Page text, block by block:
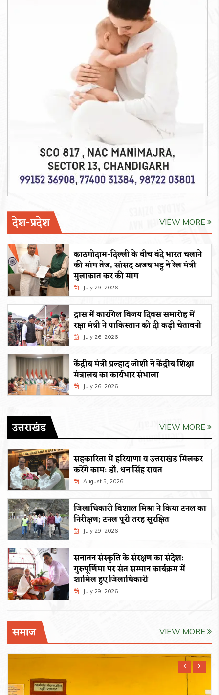
देश-प्रदेश VIEW MORE
काठगोदाम-दिल्ली के बीच वंदे भारत चलाने
की मांग तेज, सांसद अजय भट्ट ने रेल मंत्री
मुलाकात कर की मांग
July 29, 2026
द्रास में कारगिल विजय दिवस समारोह में
रक्षा मंत्री ने पाकिस्तान को दी कड़ी चेतावनी
July 26, 2026
केंद्रीय मंत्री प्रल्हाद जोशी ने केंद्रीय शिक्षा
मंत्रालय का कार्यभार संभाला
July 26, 2026
उत्तराखंड VIEW MORE
सहकारिता में हरियाणा व उत्तराखंड मिलकर
करेंगे कामः डाॅ. धन सिंह रावत
August 5, 2026
जिलाधिकारी विशाल मिश्रा ने किया टनल का
निरीक्षण; टनल पूरी तरह सुरक्षित
July 29, 2026
सनातन संस्कृति के संरक्षण का संदेश:
गुरुपूर्णिमा पर संत सम्मान कार्यक्रम में
शामिल हुए जिलाधिकारी
July 29, 2026
समाज VIEW MORE